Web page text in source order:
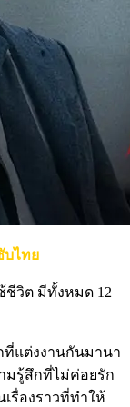
บไทย
ชีวิต มีทั้งหมด 12
ที่แต่งงานกันมานา
มรู้สึกที่ไม่ค่อยรัก
รื่องราวที่ทำให้